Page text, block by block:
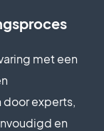
met een
experts,
en